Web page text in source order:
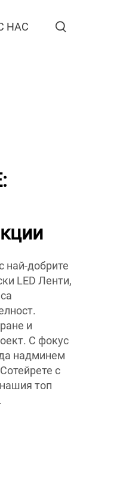
НАС
най-добрите
LED Ленти,
и
С фокус
надминем
с
топ